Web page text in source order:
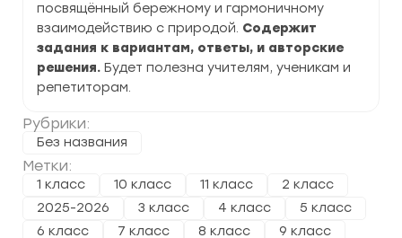
посвящённый бережному и гармоничному
взаимодействию с природой. Содержит
задания к вариантам, ответы, и авторские
решения. Будет полезна учителям, ученикам и
репетиторам.
Рубрики:
Без названия
Метки:
1 класс 10 класс 11 класс
2 класс
2025-2026
3 класс 4 класс
5 класс
6 класс
7 класс 8 класс 9 класс